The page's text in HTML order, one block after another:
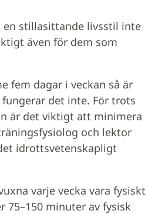
en stillasittande livsstil inte
även för dem som
fem dagar i veckan så är
det inte. För trots
är det viktigt att minimera
och lektor
idrottsvetenskapligt
varje vecka vara fysiskt
minuter av fysisk